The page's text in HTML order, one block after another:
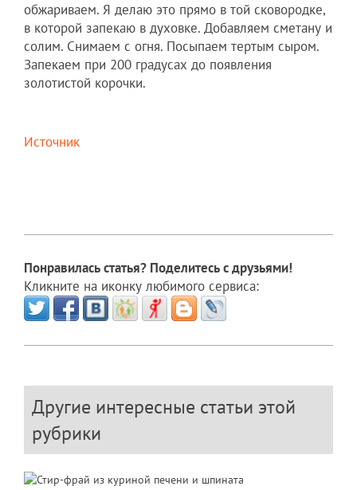
обжариваем. Я делаю это прямо в той сковородке,
в которой запекаю в духовке. Добавляем сметану и
солим. Снимаем с огня. Посыпаем тертым сыром.
Запекаем при 200 градусах до появления
золотистой корочки.
Источник
Понравилась статья? Поделитесь с друзьями!
Кликните на иконку любимого сервиса:
Другие интересные статьи этой
рубрики